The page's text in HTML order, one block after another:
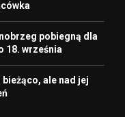
pobiegną dla
18. września
bieżąco, ale nad jej